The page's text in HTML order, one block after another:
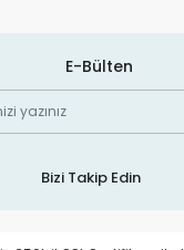
E-Bülten
Bizi Takip Edin